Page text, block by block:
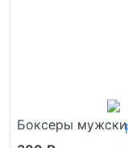
Боксеры